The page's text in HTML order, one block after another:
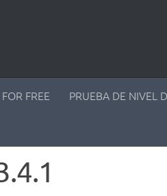
FREE PRUEBA DE NIVEL